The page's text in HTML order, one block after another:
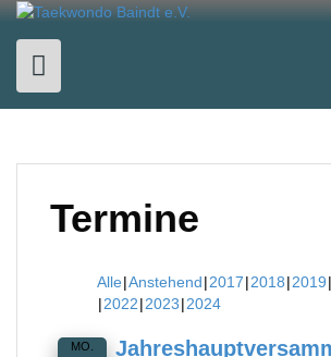
Skip
content
Termine
Alle Anstehend 2017 2018 2019
2022 2023 2024
MO.